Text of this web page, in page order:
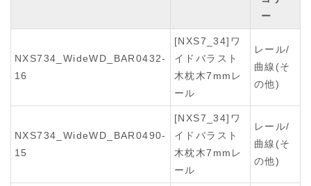
ー
NXS734_WideWD_BAR0432-
16
[NXS7_34]ワ
イドバラスト
木枕木7mmレ
ール
レール/
曲線(そ
の他)
NXS734_WideWD_BAR0490-
15
[NXS7_34]ワ
イドバラスト
木枕木7mmレ
ール
レール/
曲線(そ
の他)